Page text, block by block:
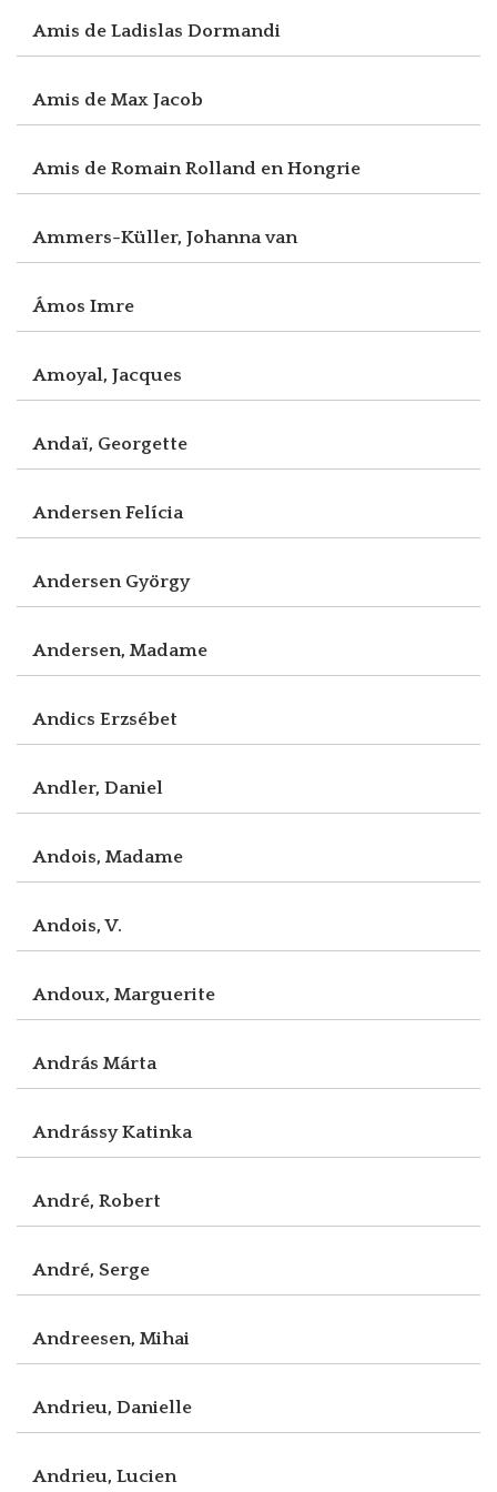
Amis de Ladislas Dormandi
Amis de Max Jacob
Amis de Romain Rolland en Hongrie
Ammers-Küller, Johanna van
Ámos Imre
Amoyal, Jacques
Andaï, Georgette
Andersen Felícia
Andersen György
Andersen, Madame
Andics Erzsébet
Andler, Daniel
Andois, Madame
Andois, V.
Andoux, Marguerite
András Márta
Andrássy Katinka
André, Robert
André, Serge
Andreesen, Mihai
Andrieu, Danielle
Andrieu, Lucien